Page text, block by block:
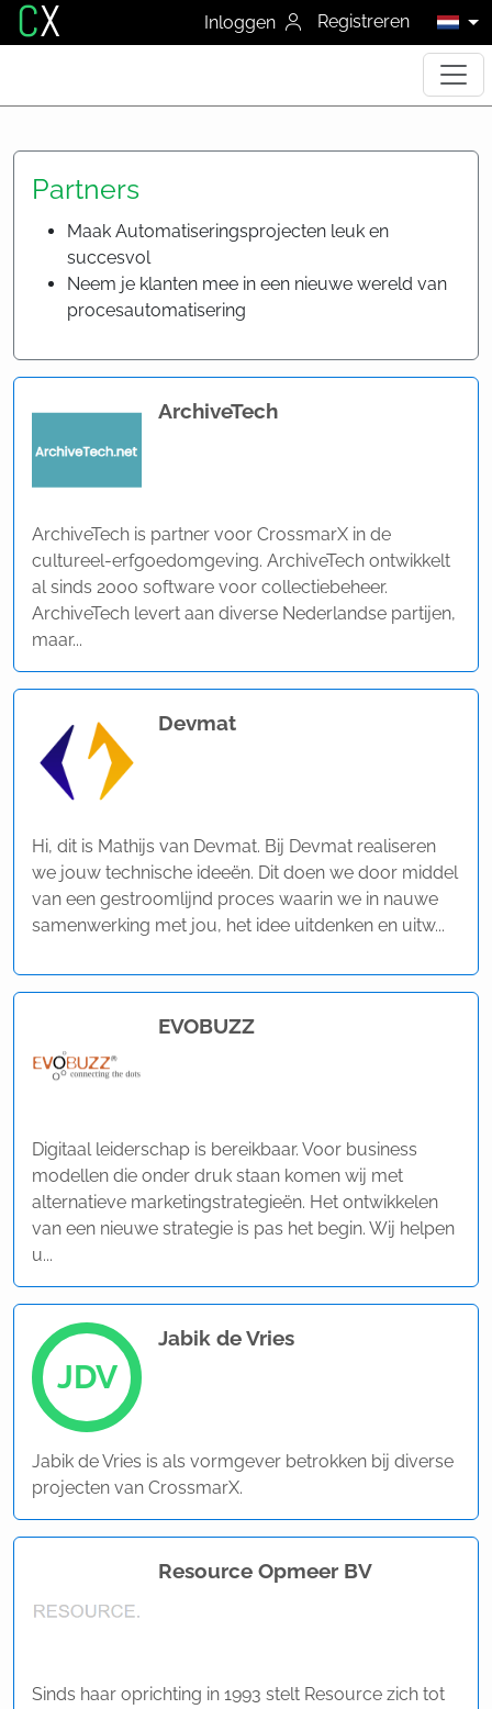
CX Inloggen Registreren
Partners
Maak Automatiseringsprojecten leuk en
succesvol
Neem je klanten mee in een nieuwe wereld van
procesautomatisering
ArchiveTech
ArchiveTech is partner voor CrossmarX in de
cultureel-erfgoedomgeving. ArchiveTech ontwikkelt
al sinds 2000 software voor collectiebeheer.
ArchiveTech levert aan diverse Nederlandse partijen,
maar...
Devmat
Hi, dit is Mathijs van Devmat. Bij Devmat realiseren
we jouw technische ideeën. Dit doen we door middel
van een gestroomlijnd proces waarin we in nauwe
samenwerking met jou, het idee uitdenken en uitw...
EVOBUZZ
Digitaal leiderschap is bereikbaar. Voor business
modellen die onder druk staan komen wij met
alternatieve marketingstrategieën. Het ontwikkelen
van een nieuwe strategie is pas het begin. Wij helpen
u...
JDV
Jabik de Vries
Jabik de Vries is als vormgever betrokken bij diverse
projecten van CrossmarX.
Resource Opmeer BV
Sinds haar oprichting in 1993 stelt Resource zich tot